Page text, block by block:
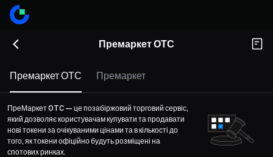
Премаркет ОТС
Премаркет ОТС Премаркет
ПреМаркет OTC — це позабіржовий торговий сервіс,
який дозволяє користувачам купувати та продавати
нові токени за очікуваними цінами та в кількості до
того, як токени офіційно будуть розміщені на
спотових ринках.